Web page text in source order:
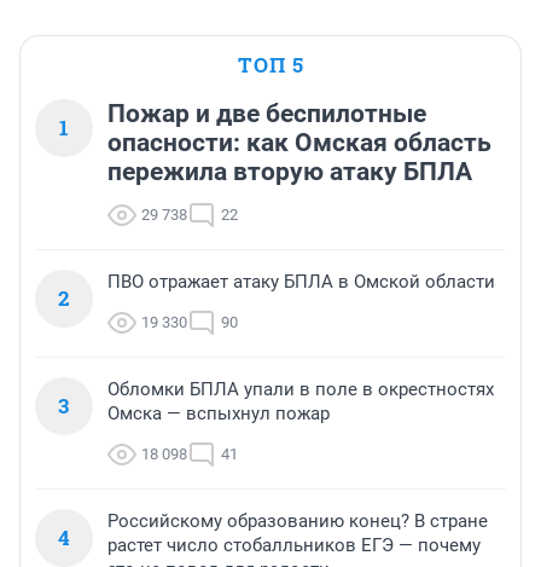
ТОП 5
1
Пожар и две беспилотные
опасности: как Омская область
пережила вторую атаку БПЛА
29 738 22
2
ПВО отражает атаку БПЛА в Омской области
19 330 90
3
Обломки БПЛА упали в поле в окрестностях
Омска — вспыхнул пожар
18 098 41
4
Российскому образованию конец? В стране
растет число стобалльников ЕГЭ — почему